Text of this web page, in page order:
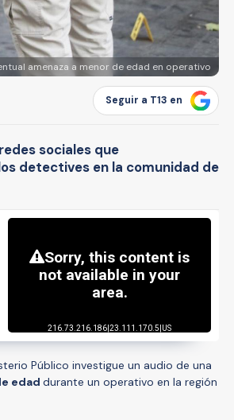
amenaza a menor de edad en operativo
Seguir a T13 en
sociales que
detectives en la comunidad de
Público investigue un audio de una
edad durante un operativo en la región